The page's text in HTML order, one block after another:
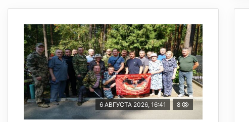
6 АВГУСТА 2026, 16:41 8